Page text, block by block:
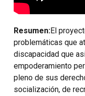
Resumen:El
problemáticas que
discapacidad que
empoderamiento
pleno de sus
socialización, de